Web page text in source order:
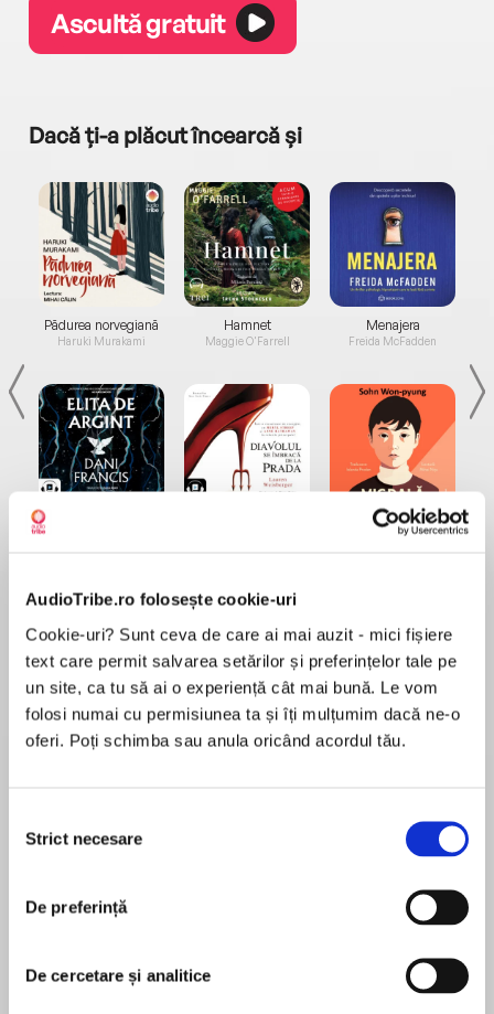
AudioTribe.ro folosește cookie-uri
Cookie-uri? Sunt ceva de care ai mai auzit - mici fișiere
text care permit salvarea setărilor și preferințelor tale pe
un site, ca tu să ai o experiență cât mai bună. Le vom
folosi numai cu permisiunea ta și îți mulțumim dacă ne-o
oferi. Poți schimba sau anula oricând acordul tău.
consimțământului
Strict necesare
De preferință
De cercetare și analitice
Ascultă gratuit
Dacă ți-a plăcut încearcă și
Pădurea norvegiană
Haruki Murakami
Elita de Argint (Elita
Hamnet
Maggie O'Farrell
Menajera
Freida McFadden
Migdală
Desprecarte
“Grabs you on the first page and doesn’t let go
until you reach the end. A riveting tale about
this twisty thriller from New York Times
bestselling author Mary Kubica
Jake Hayes is missing. This much is certain. At
MAI MULT
pentru această carte
Mary Kubica